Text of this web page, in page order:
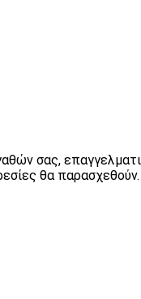
σας,
θα παρασχεθούν.